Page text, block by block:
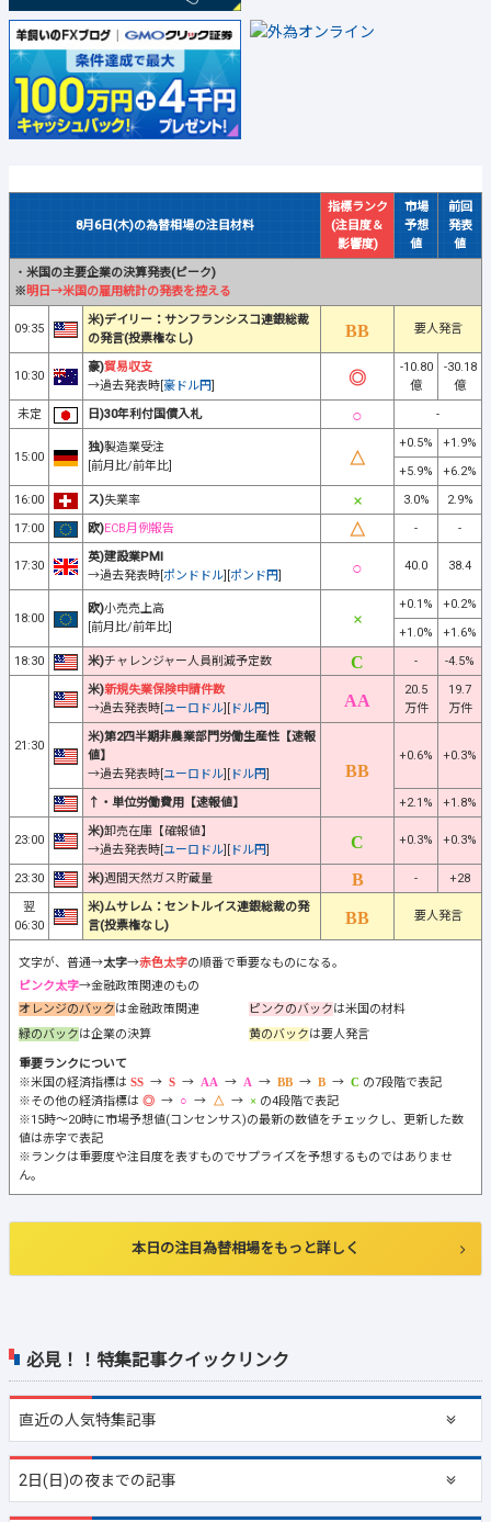
必見！！特集記事クイックリンク
直近の人気特集記事
2日(日)の夜までの記事
8月6日(木)の為替相場の注目材料
指標ランク
(注目度＆
影響度)
市場
予想
値
前回
発表
値
・ 米国の主要企業の決算発表(ピーク)
※明日→米国の雇用統計の発表を控える
09:35
米)デイリー：サンフランシスコ連銀総裁
の発言(投票権なし)
要人発言
10:30
豪)貿易収支
→過去発表時[豪ドル円]
-10.80
億
-30.18
億
未定
日)30年利付国債入札 -
15:00
独)製造業受注
[前月比/前年比]
+0.5%
+1.9%
+5.9%
+6.2%
16:00
ス)失業率 3.0%
2.9%
17:00
欧)ECB月例報告 - -
17:30
英)建設業PMI
→過去発表時[ポンドドル][ポンド円]
40.0 38.4
18:00
欧)小売売上高
[前月比/前年比]
+0.1%
+0.2%
+1.0%
+1.6%
18:30
米)チャレンジャー人員削減予定数 - -4.5%
21:30
米)新規失業保険申請件数
→過去発表時[ユーロドル][ ドル円]
20.5
万件
19.7
万件
米)第2四半期非農業部門労働生産性【速報
値】
→過去発表時[ユーロドル][ ドル円]
+0.6% +0.3%
↑・単位労働費用【速報値】 +2.1% +1.8%
23:00
米)卸売在庫【確報値】
→過去発表時[ユーロドル][ ドル円]
+0.3% +0.3%
23:30 米)週間天然ガス貯蔵量 -
+28
翌
06:30
米)ムサレム：セントルイス連銀総裁の発
言(投票権なし)
要人発言
文字が、普通→太字→赤色太字の順番で重要なものになる。
ピンク太字→金融政策関連のもの
オレンジのバックは金融政策関連 ピンクのバックは米国の材料
緑のバックは企業の決算 黄のバックは要人発言
重要ランクについて
※米国の経済指標は
→ → → → → →
の7段階で表記
※その他の経済指標は
→ → →
の4段階で表記
※15時～20時に市場予想値(コンセンサス)の最新の数値をチェックし、更新した数
値は赤字で表記
※ランクは重要度や注目度を表すものでサプライズを予想するものではありませ
ん。
本日の注目為替相場をもっと詳しく